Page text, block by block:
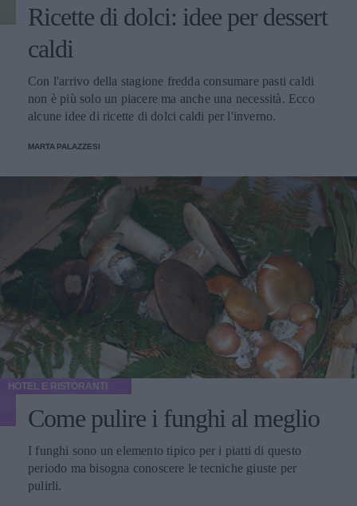
Ricette di dolci: idee per dessert
caldi
Con l'arrivo della stagione fredda consumare pasti caldi
non è più solo un piacere ma anche una necessità. Ecco
alcune idee di ricette di dolci caldi per l'inverno.
MARTA PALAZZESI
HOTEL E RISTORANTI
Come pulire i funghi al meglio
I funghi sono un elemento tipico per i piatti di questo
periodo ma bisogna conoscere le tecniche giuste per
pulirli.